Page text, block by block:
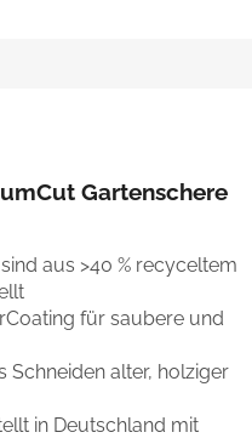
Gartenschere
aus >40 % recyceltem
für saubere und
Schneiden alter, holziger
in Deutschland mit